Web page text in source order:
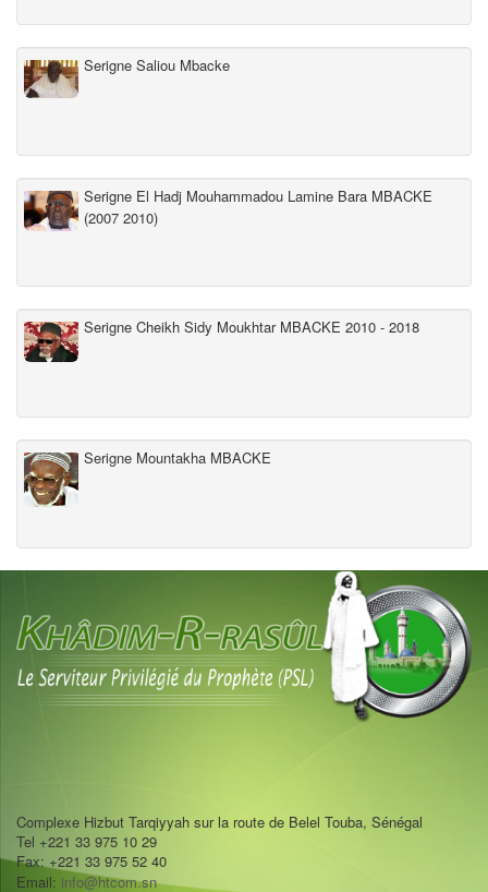
Serigne Saliou Mbacke
Serigne El Hadj Mouhammadou Lamine Bara MBACKE
(2007 2010)
Serigne Cheikh Sidy Moukhtar MBACKE 2010 - 2018
Serigne Mountakha MBACKE
Complexe Hizbut Tarqiyyah sur la route de Belel Touba, Sénégal
Tel +221 33 975 10 29
Fax: +221 33 975 52 40
Email: info@htcom.sn